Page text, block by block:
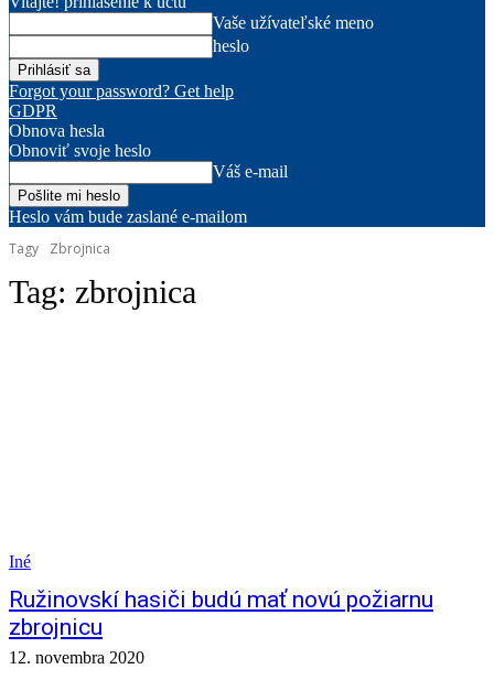
Vaše užívateľské meno
heslo
Forgot your password? Get help
GDPR
Obnova hesla
Obnoviť svoje heslo
Váš e-mail
Heslo vám bude zaslané e-mailom
Tagy
Zbrojnica
Tag: zbrojnica
Iné
Ružinovskí hasiči budú mať novú požiarnu
zbrojnicu
12. novembra 2020